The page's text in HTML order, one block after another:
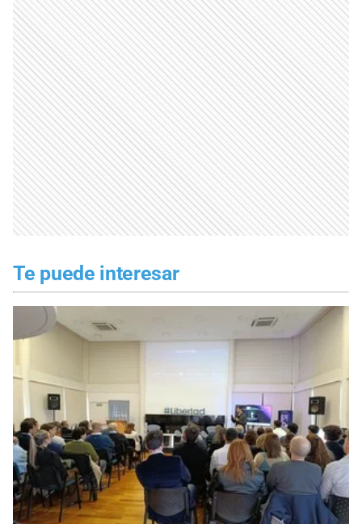
Te puede interesar